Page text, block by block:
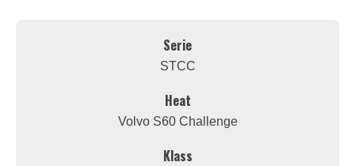
Serie
STCC
Heat
Volvo S60 Challenge
Klass